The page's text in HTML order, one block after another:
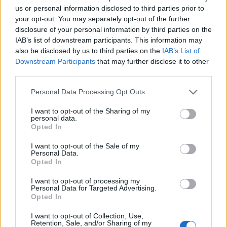
us or personal information disclosed to third parties prior to
your opt-out. You may separately opt-out of the further
disclosure of your personal information by third parties on the
IAB’s list of downstream participants. This information may
also be disclosed by us to third parties on the IAB’s List of
Downstream Participants that may further disclose it to other
Personal Data Processing Opt Outs
I want to opt-out of the Sharing of my
personal data.
Opted In
I want to opt-out of the Sale of my
Personal Data.
Opted In
I want to opt-out of processing my
Personal Data for Targeted Advertising.
Opted In
I want to opt-out of Collection, Use,
Retention, Sale, and/or Sharing of my
διασφαλίζει την ανάπτυξη, την ασφάλεια και
καλύτερους μισθούς
09/08/2026 - 11:43 ΠΟΛΙΤΙΚΗ
Υπ. Μεταφορών: Οριστική λύση στο ζήτημα των
πινακίδων κυκλοφορίας - Τέλος στις χρονοβόρες
- Η «ακτινογραφία» της κερδοφορίας των
τραπεζών το α΄ εξάμηνο
Ισπανία – Ιταλία: Κλιμακώνεται η αντιπαράθεση για
ελέγχους
09/08/2026 - 10:29
ΟΛΕΣ ΟΙ ΕΙΔΗΣΕΙΣ